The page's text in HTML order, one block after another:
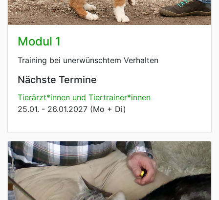
Modul 1
Training bei unerwünschtem Verhalten
Nächste Termine
Tierärzt*innen und Tiertrainer*innen
25.01. - 26.01.2027 (Mo + Di)